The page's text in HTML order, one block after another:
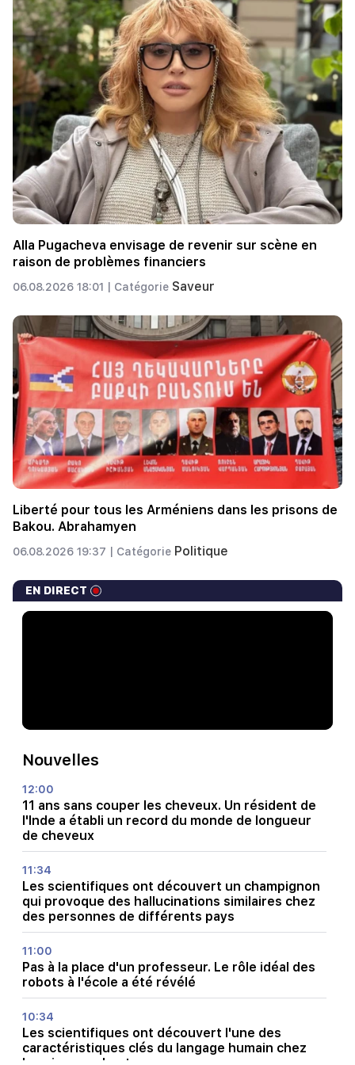
Alla Pugacheva envisage de revenir sur scène en
raison de problèmes financiers
06.08.2026 18:01 | Catégorie Saveur
Liberté pour tous les Arméniens dans les prisons de
Bakou. Abrahamyen
06.08.2026 19:37 | Catégorie Politique
EN DIRECT
Nouvelles
12:00
11 ans sans couper les cheveux. Un résident de
l'Inde a établi un record du monde de longueur
de cheveux
11:34
Les scientifiques ont découvert un champignon
qui provoque des hallucinations similaires chez
des personnes de différents pays
11:00
Pas à la place d'un professeur. Le rôle idéal des
robots à l'école a été révélé
10:34
Les scientifiques ont découvert l'une des
caractéristiques clés du langage humain chez